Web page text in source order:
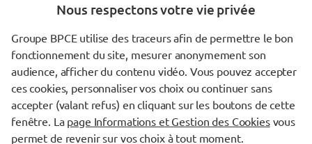
Mentions réglementaires
Données personnelles
Gestion des cookies
Nous respectons votre vie privée
Groupe BPCE utilise des traceurs afin de permettre le bon
fonctionnement du site, mesurer anonymement son
audience, afficher du contenu vidéo. Vous pouvez accepter
ces cookies, personnaliser vos choix ou continuer sans
accepter (valant refus) en cliquant sur les boutons de cette
fenêtre. La page Informations et Gestion des Cookiesvous
permet de revenir sur vos choix à tout moment.